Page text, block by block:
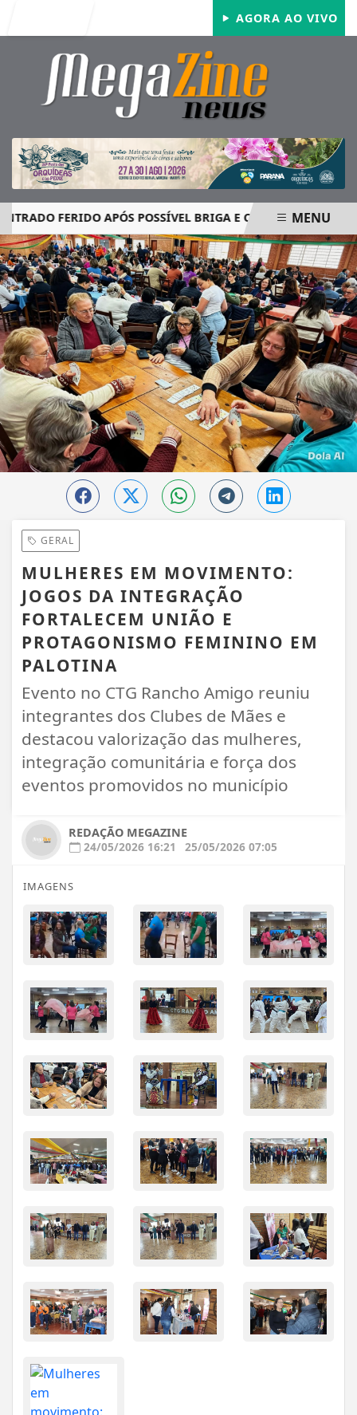
AGORA AO VIVO
FERIDO APÓS POSSÍVEL BRIGA E CASO GRAVE
EM ALTA
MENU
GERAL
MULHERES EM MOVIMENTO:
JOGOS DA INTEGRAÇÃO
FORTALECEM UNIÃO E
PROTAGONISMO FEMININO EM
PALOTINA
Evento no CTG Rancho Amigo reuniu
integrantes dos Clubes de Mães e
destacou valorização das mulheres,
integração comunitária e força dos
eventos promovidos no município
REDAÇÃO MEGAZINE
24/05/2026 16:21
25/05/2026 07:05
IMAGENS